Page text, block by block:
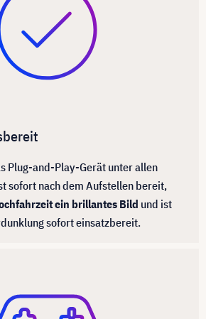
Plug-and-Play-Gerät unter allen
sofort nach dem Aufstellen bereit,
ein brillantes Bild und ist
sofort einsatzbereit.